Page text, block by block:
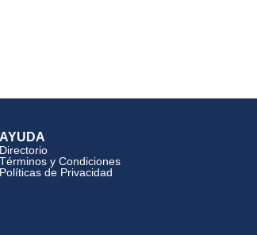
AYUDA
Directorio
Términos y Condiciones
Políticas de Privacidad